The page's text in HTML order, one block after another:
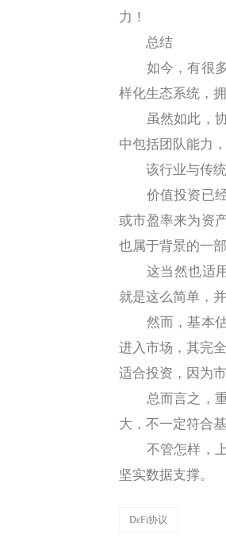
力！
总结
如今，有很多
样化生态系统，
虽然如此，协
中包括团队能力
该行业与传统
价值投资已经
或市盈率来为资
也属于背景的一部
这当然也适用
就是这么简单，
然而，基本估
进入市场，其完
适合投资，因为
总而言之，重
大，不一定符合基
不管怎样，上
坚实数据支撑。
DeFi协议